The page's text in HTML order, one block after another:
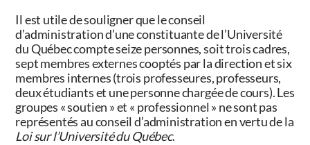
Il est utile de souligner que le conseil
d’administration d’une constituante de l’Université
du Québec compte seize personnes, soit trois cadres,
sept membres externes cooptés par la direction et six
membres internes (trois professeures, professeurs,
deux étudiants et une personne chargée de cours). Les
groupes « soutien » et « professionnel » ne sont pas
représentés au conseil d’administration en vertu de la
Loi sur l’Université du Québec.